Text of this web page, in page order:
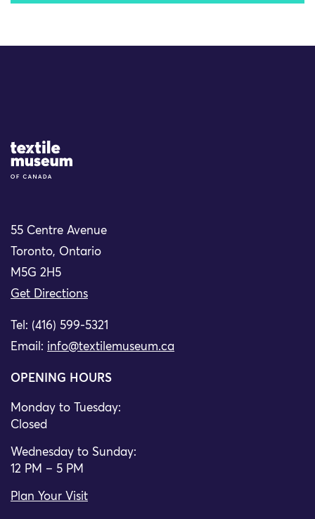
Site Logo
55 Centre Avenue
Toronto, Ontario
M5G 2H5
Get Directions
Tel: (416) 599-5321
Email: info@textilemuseum.ca
OPENING HOURS
Monday to Tuesday:
Closed
Wednesday to Sunday:
12 PM – 5 PM
Plan Your Visit